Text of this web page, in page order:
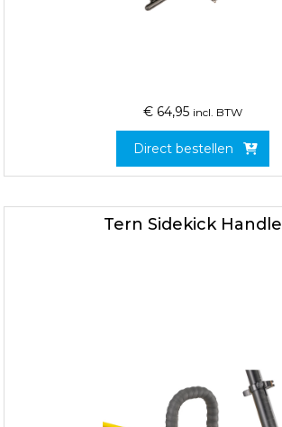
€ 64,95 incl. BTW
Direct bestellen
Tern Sidekick Handle